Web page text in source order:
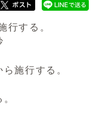
行する。
施行する。